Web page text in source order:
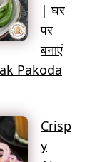
| घर
पर
बनाएं
Pakoda
Crisp
y